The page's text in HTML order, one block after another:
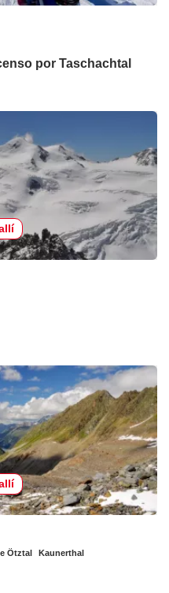
por Taschachtal
Ötztal Kaunerthal